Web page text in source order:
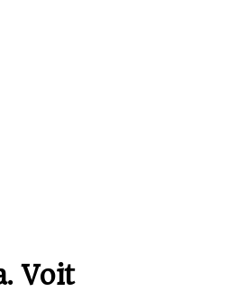
Voit